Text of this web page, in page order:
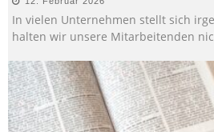
In vielen Unternehmen stellt sich
halten wir unsere Mitarbeitenden